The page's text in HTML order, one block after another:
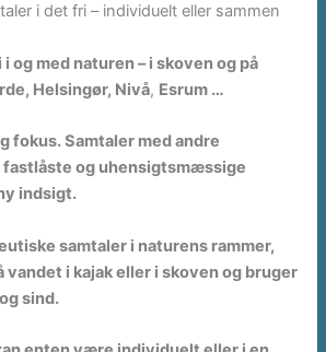
i det fri – individuelt eller sammen
og med naturen – i skoven og på
Helsingør, Nivå, Esrum …
fokus. Samtaler med andre
fastlåste og uhensigtsmæssige
indsigt.
samtaler i naturens rammer,
vandet i kajak eller i skoven og bruger
sind.